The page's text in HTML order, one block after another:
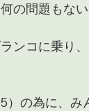
の問題もな
ンコに乗り
）の為に、み